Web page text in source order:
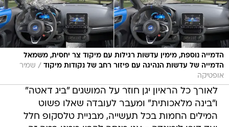
הדמייה נוספת, מימין עדשות רגילות עם מיקוד צר יחסית, משמאל
הדמייה של עדשות הנהיגה עם פיזור רחב של נקודות מיקוד / שמיר
אופטיקה
לאורך כל הראיון יגן חוזר על המושגים "ביג דאטה"
ו"בינה מלאכותית" ומעבר לעובדה שאלו פשוט
המילים החמות בכל תעשייה, מבניית טלסקופ חלל